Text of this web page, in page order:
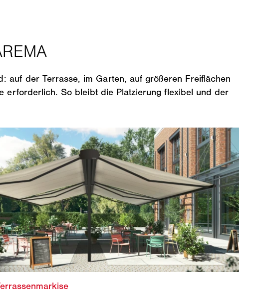
auf der Terrasse, im Garten, auf größeren Freiflächen
erforderlich. So bleibt die Platzierung flexibel und der